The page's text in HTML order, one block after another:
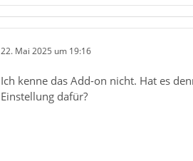
22. Mai 2025 um 19:16
Ich kenne das Add-on nicht. Hat es
Einstellung dafür?